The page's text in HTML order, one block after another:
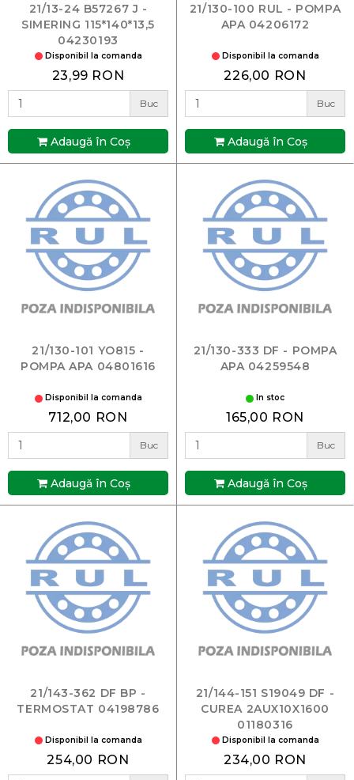
21/13-24 B57267 J -
SIMERING 115*140*13,5
04230193
Disponibil la comanda
23,99 RON
Buc
Adaugă în Coş
21/130-100 RUL - POMPA
APA 04206172
Disponibil la comanda
226,00 RON
Buc
Adaugă în Coş
21/130-101 YO815 -
POMPA APA 04801616
Disponibil la comanda
712,00 RON
Buc
Adaugă în Coş
21/130-333 DF - POMPA
APA 04259548
In stoc
165,00 RON
Buc
Adaugă în Coş
21/143-362 DF BP -
TERMOSTAT 04198786
Disponibil la comanda
254,00 RON
21/144-151 S19049 DF -
CUREA 2AUX10X1600
01180316
Disponibil la comanda
234,00 RON